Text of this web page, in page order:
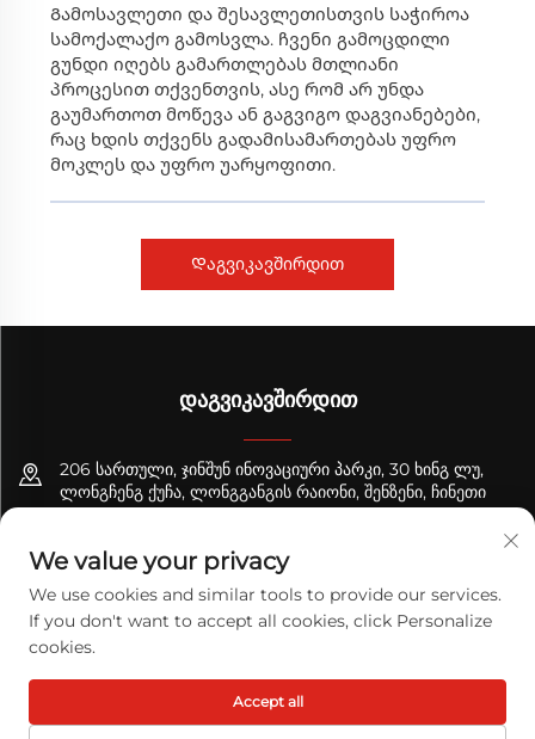
Გამოსავლეთი და შესავლეთისთვის საჭიროა
სამოქალაქო გამოსვლა. ჩვენი გამოცდილი
გუნდი იღებს გამართლებას მთლიანი
პროცესით თქვენთვის, ასე რომ არ უნდა
გაუმართოთ მოწევა ან გაგვიგო დაგვიანებები,
რაც ხდის თქვენს გადამისამართებას უფრო
მოკლეს და უფრო უარყოფითი.
Დაგვიკავშირდით
ᲓᲐᲒᲕᲘᲙᲐᲕᲨᲘᲠᲓᲘᲗ
206 სართული, ჯინშუნ ინოვაციური პარკი, 30 ხინგ ლუ,
ლონგჩენგ ქუჩა, ლონგგანგის რაიონი, შენზენი, ჩინეთი
[email protected]
Copyright © 2026 TODAY LOGISTICS LTD. ყველა უფლება
Კონფიდენციალობის პოლიტიკა
We value your privacy
We use cookies and similar tools to provide our services.
If you don't want to accept all cookies, click Personalize
cookies.
Accept all